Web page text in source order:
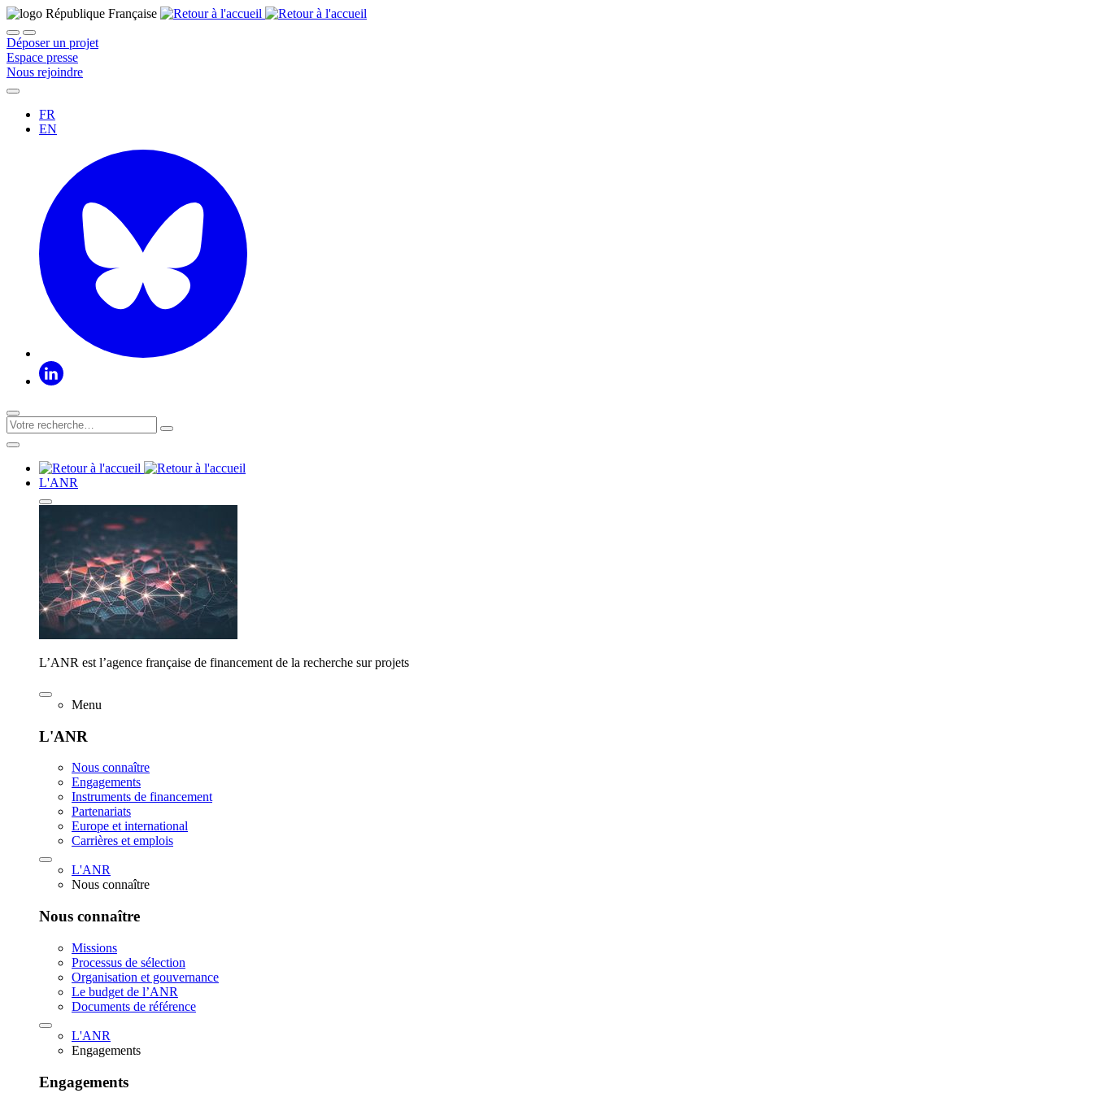
Déposer un projet
Espace presse
Nous rejoindre
FR
EN
L'ANR
L’ANR est l’agence française de financement de la recherche sur projets
Menu
L'ANR
Nous connaître
Engagements
Instruments de financement
Partenariats
Europe et international
Carrières et emplois
L'ANR
Nous connaître
Nous connaître
Missions
Processus de sélection
Organisation et gouvernance
Le budget de l’ANR
Documents de référence
L'ANR
Engagements
Engagements